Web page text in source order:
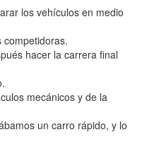
los vehículos en medio
competidoras.
hacer la carrera final
mecánicos y de la
un carro rápido, y lo